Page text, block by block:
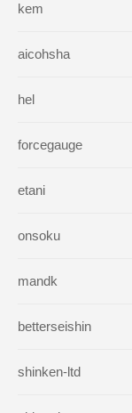
kem
aicohsha
hel
forcegauge
etani
onsoku
mandk
betterseishin
shinken-ltd